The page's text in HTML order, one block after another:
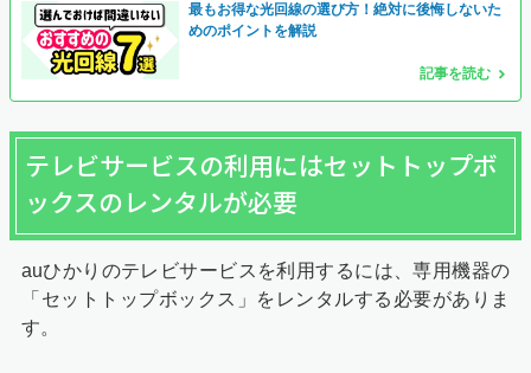
最もお得な光回線の選び方！絶対に後悔しないた
めのポイントを解説
記事を読む
テレビサービスの利用にはセットトップボ
ックスのレンタルが必要
auひかりのテレビサービスを利用するには、専用機器の
「セットトップボックス」をレンタルする必要がありま
す。